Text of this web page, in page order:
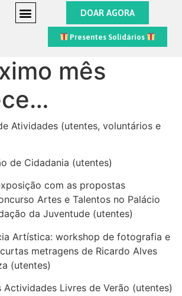
DOAR AGORA
Presentes Solidários
mês
Atividades (utentes, voluntários e
de Cidadania (utentes)
com as propostas
Artes e Talentos no Palácio
da Juventude (utentes)
Artística: workshop de fotografia e
metragens de Ricardo Alves
(utentes)
Actividades Livres de Verão (utentes)